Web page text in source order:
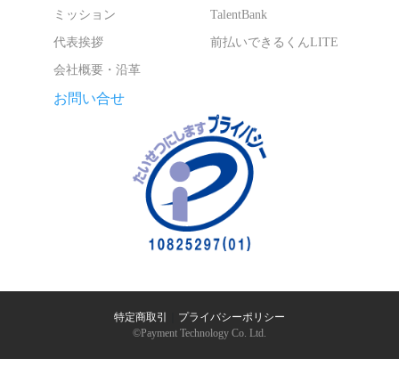
ミッション
代表挨拶
会社概要・沿革
TalentBank
前払いできるくんLITE
お問い合せ
特定商取引
プライバシーポリシー
©︎Payment Technology Co. Ltd.